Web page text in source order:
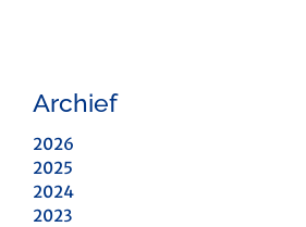
Archief
2026
2025
2024
2023